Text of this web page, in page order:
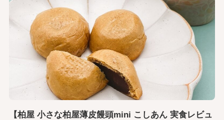
【柏屋 小さな柏屋薄皮饅頭mini こしあん 実食レビュ